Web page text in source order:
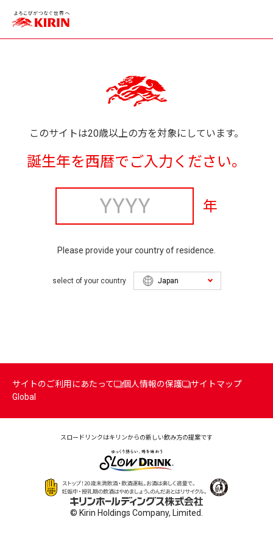
このサイトは20歳以上の方を対象にしています。
誕生年を西暦でご入力ください。
年
Please provide your country of residence.
select of your country
サイトのご利用にあたって 個人情報の保護
サイトマップ
Global
スロードリンクはキリンからの新しい飲み方の提案です
© Kirin Holdings Company, Limited.